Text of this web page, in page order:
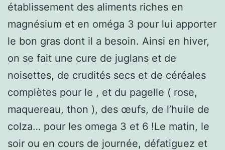
établissement des aliments riches en
magnésium et en oméga 3 pour lui apporter
le bon gras dont il a besoin. Ainsi en hiver,
on se fait une cure de juglans et de
noisettes, de crudités secs et de céréales
complètes pour le , et du pagelle ( rose,
maquereau, thon ), des œufs, de l’huile de
colza… pour les omega 3 et 6 !Le matin, le
soir ou en cours de journée, défatiguez et